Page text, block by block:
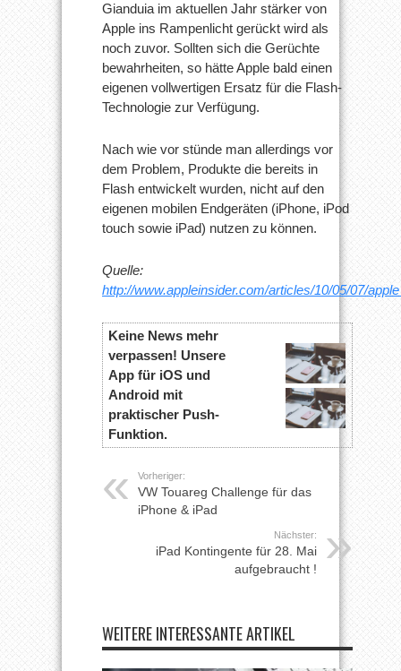
Gianduia im aktuellen Jahr stärker von
Apple ins Rampenlicht gerückt wird als
noch zuvor. Sollten sich die Gerüchte
bewahrheiten, so hätte Apple bald einen
eigenen vollwertigen Ersatz für die Flash-
Technologie zur Verfügung.
Nach wie vor stünde man allerdings vor
dem Problem, Produkte die bereits in
Flash entwickelt wurden, nicht auf den
eigenen mobilen Endgeräten (iPhone, iPod
touch sowie iPad) nutzen zu können.
Quelle:
http://www.appleinsider.com/articles/10/05/07/
Keine News mehr
verpassen! Unsere
App für iOS und
Android mit
praktischer Push-
Funktion.
Vorheriger:
VW Touareg Challenge für das
iPhone & iPad
Nächster:
iPad Kontingente für 28. Mai
aufgebraucht !
WEITERE INTERESSANTE ARTIKEL